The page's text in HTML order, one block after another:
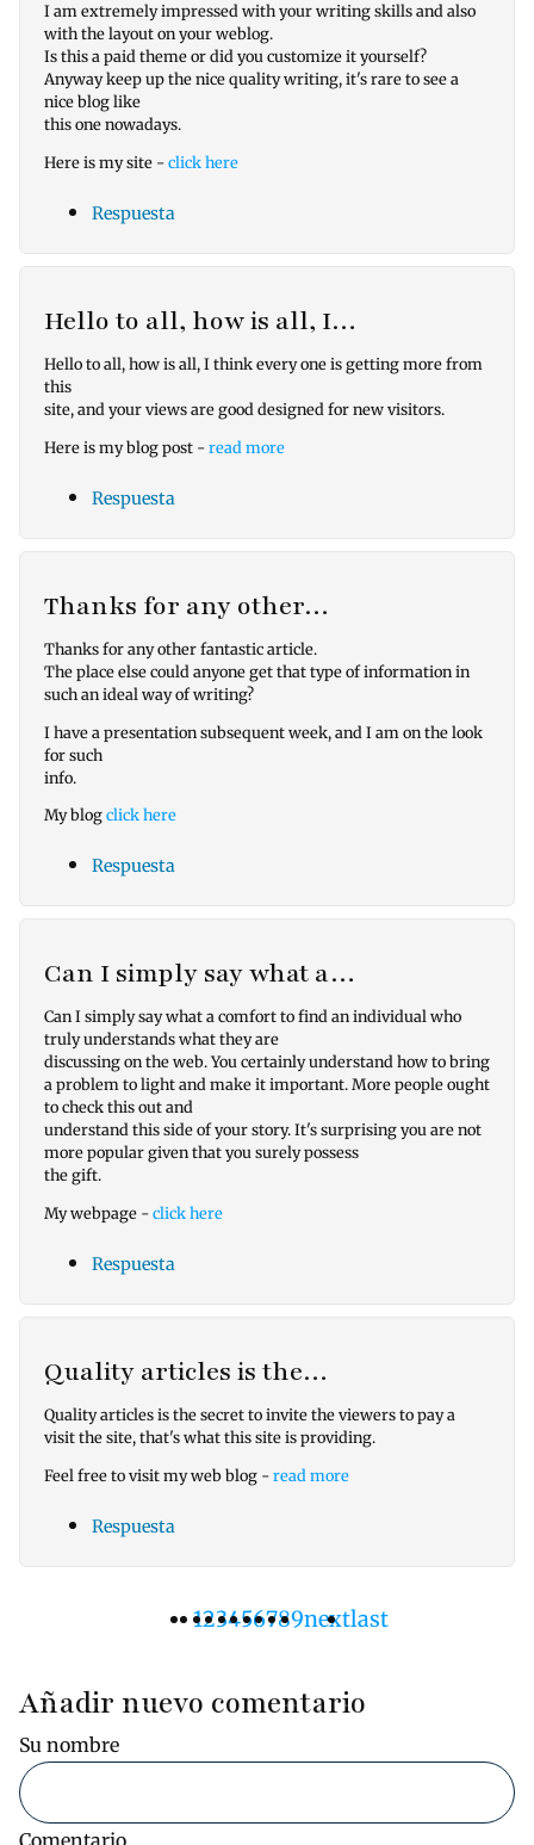
I am extremely impressed with your writing skills and also
with the layout on your weblog.
Is this a paid theme or did you customize it yourself?
Anyway keep up the nice quality writing, it's rare to see a
nice blog like
this one nowadays.
Here is my site -click here
Respuesta
Hello to all, how is all, I…
Hello to all, how is all, I think every one is getting more from
this
site, and your views are good designed for new visitors.
Here is my blog post -read more
Respuesta
Thanks for any other…
Thanks for any other fantastic article.
The place else could anyone get that type of information in
such an ideal way of writing?
I have a presentation subsequent week, and I am on the look
for such
info.
My blogclick here
Respuesta
Can I simply say what a…
Can I simply say what a comfort to find an individual who
truly understands what they are
discussing on the web. You certainly understand how to bring
a problem to light and make it important. More people ought
to check this out and
understand this side of your story. It's surprising you are not
more popular given that you surely possess
the gift.
My webpage -click here
Respuesta
Quality articles is the…
Quality articles is the secret to invite the viewers to pay a
visit the site, that's what this site is providing.
Feel free to visit my web blog -read more
Respuesta
Página
1Pàgina
2Pàgina
3Pàgina
4Pàgina
5Pàgina
6Pàgina
7Pàgina
8Pàgina
9Siguiente
nextÚltima
last
Añadir nuevo comentario
Su nombre
Comentario